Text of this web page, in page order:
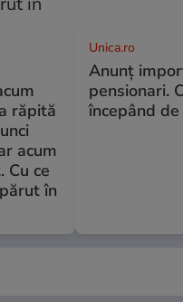
răpită
acum
Cu ce
în
Unica.ro
Anunț
pensionari.
începând